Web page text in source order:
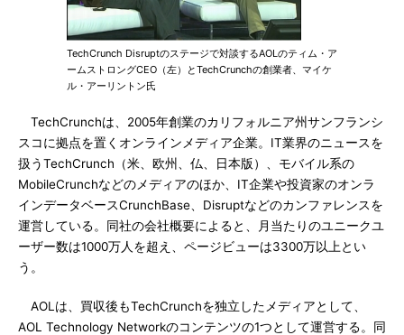
TechCrunch Disruptのステージで対談するAOLのティム・ア
ームストロングCEO（左）とTechCrunchの創業者、マイケ
ル・アーリントン氏
TechCrunchは、2005年創業のカリフォルニア州サンフランシ
スコに拠点を置くオンラインメディア企業。IT業界のニュースを
扱うTechCrunch（米、欧州、仏、日本版）、モバイル系の
MobileCrunchなどのメディアのほか、IT企業や投資家のオンラ
インデータベースCrunchBase、Disruptなどのカンファレンスを
運営している。同社の会社概要によると、月当たりのユニークユ
ーザー数は1000万人を超え、ページビューは3300万以上とい
う。
AOLは、買収後もTechCrunchを独立したメディアとして、
AOL Technology Networkのコンテンツの1つとして運営する。同